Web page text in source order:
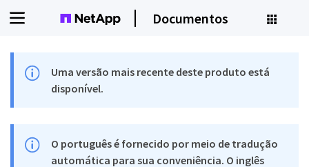
Documentos
Uma versão mais recente deste produto está
disponível.
O português é fornecido por meio de tradução
automática para sua conveniência. O inglês